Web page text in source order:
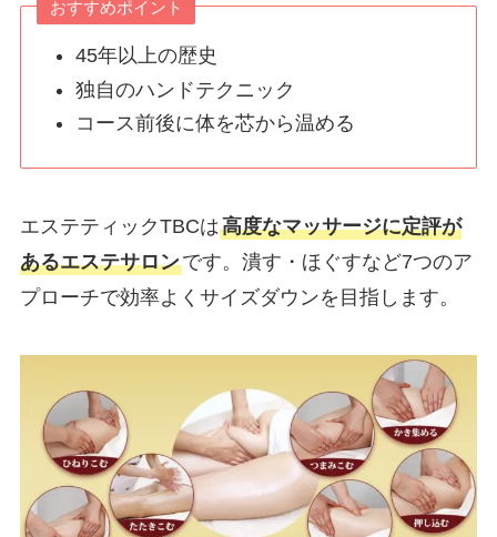
おすすめポイント
45年以上の歴史
独自のハンドテクニック
コース前後に体を芯から温める
エステティックTBCは高度なマッサージに定評が
あるエステサロンです。潰す・ほぐすなど7つのア
プローチで効率よくサイズダウンを目指します。